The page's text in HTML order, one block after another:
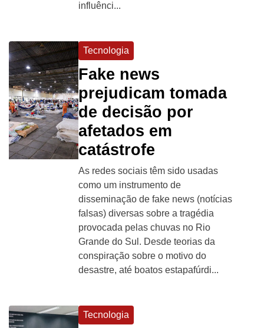
influênci...
Tecnologia
Fake news
prejudicam tomada
de decisão por
afetados em
catástrofe
As redes sociais têm sido usadas
como um instrumento de
disseminação de fake news (notícias
falsas) diversas sobre a tragédia
provocada pelas chuvas no Rio
Grande do Sul. Desde teorias da
conspiração sobre o motivo do
desastre, até boatos estapafúrdi...
Tecnologia